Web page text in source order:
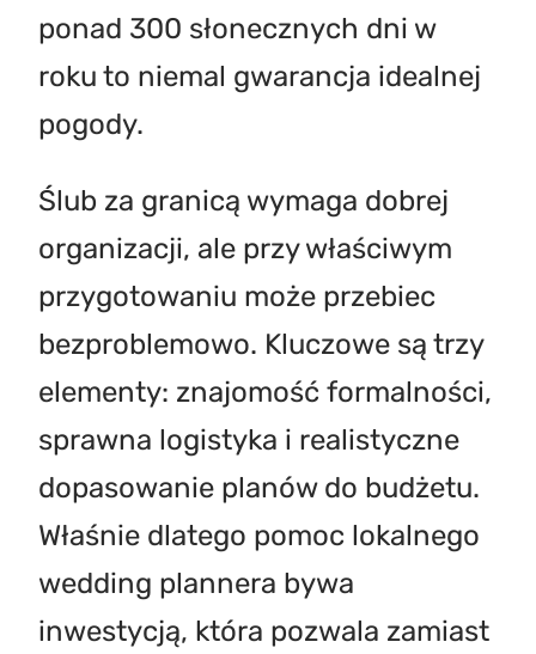
ponad 300 słonecznych dni w
roku to niemal gwarancja idealnej
pogody.
Ślub za granicą wymaga dobrej
organizacji, ale przy właściwym
przygotowaniu może przebiec
bezproblemowo. Kluczowe są trzy
elementy: znajomość formalności,
sprawna logistyka i realistyczne
dopasowanie planów do budżetu.
Właśnie dlatego pomoc lokalnego
wedding plannera bywa
inwestycją, która pozwala zamiast